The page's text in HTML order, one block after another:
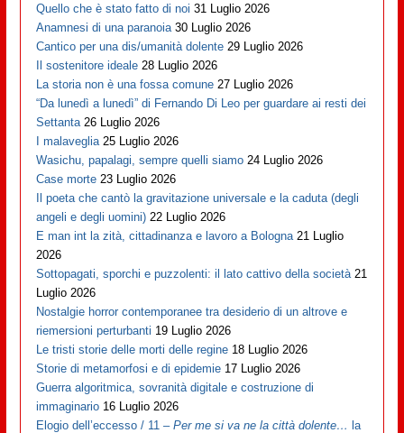
Quello che è stato fatto di noi 31 Luglio 2026
Anamnesi di una paranoia 30 Luglio 2026
Cantico per una dis/umanità dolente 29 Luglio 2026
Il sostenitore ideale 28 Luglio 2026
La storia non è una fossa comune 27 Luglio 2026
“Da lunedì a lunedì” di Fernando Di Leo per guardare ai resti dei
Settanta 26 Luglio 2026
I malaveglia 25 Luglio 2026
Wasichu, papalagi, sempre quelli siamo 24 Luglio 2026
Case morte 23 Luglio 2026
Il poeta che cantò la gravitazione universale e la caduta (degli
angeli e degli uomini) 22 Luglio 2026
E man int la zità, cittadinanza e lavoro a Bologna 21 Luglio
2026
Sottopagati, sporchi e puzzolenti: il lato cattivo della società 21
Luglio 2026
Nostalgie horror contemporanee tra desiderio di un altrove e
riemersioni perturbanti 19 Luglio 2026
Le tristi storie delle morti delle regine 18 Luglio 2026
Storie di metamorfosi e di epidemie 17 Luglio 2026
Guerra algoritmica, sovranità digitale e costruzione di
immaginario 16 Luglio 2026
Elogio dell’eccesso / 11 –Per me si va ne la città dolente… la